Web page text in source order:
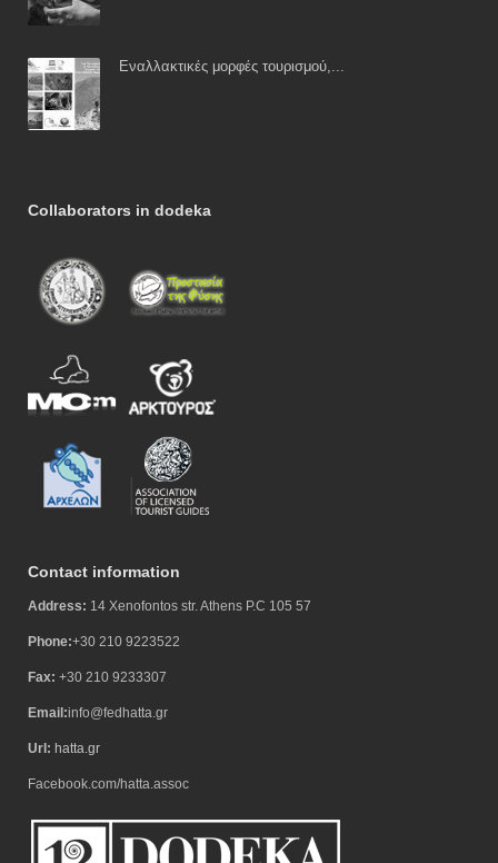
Εναλλακτικές μορφές τουρισμού,...
Collaborators in dodeka
Contact information
Address: 14 Xenofontos str. Athens P.C 105 57
Phone:+30 210 9223522
Fax: +30 210 9233307
Email:info@fedhatta.gr
Url: hatta.gr
Facebook.com/hatta.assoc